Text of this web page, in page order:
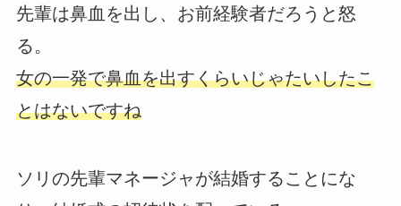
先輩は鼻血を出し、お前経験者だろうと怒
る。
女の一発で鼻血を出すくらいじゃたいしたこ
とはないですね
ソリの先輩マネージャが結婚することにな